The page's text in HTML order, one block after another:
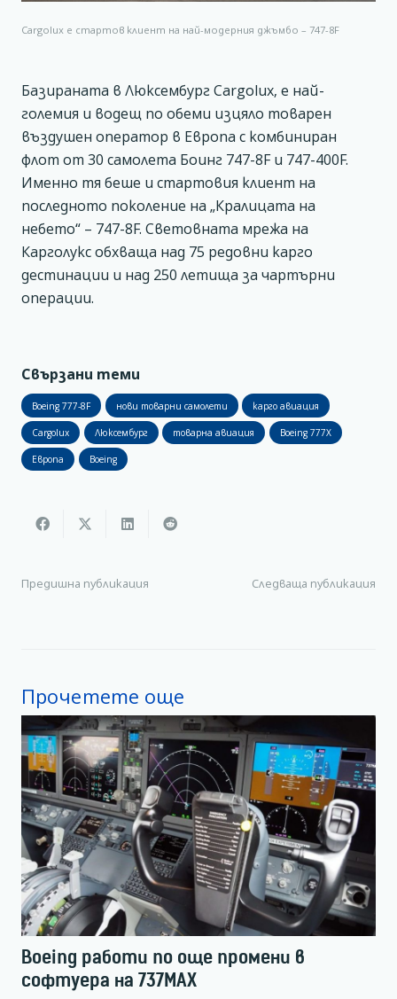
Cargolux е стартов клиент на най-модерния джъмбо – 747-8F
Базираната в Люксембург Cargolux, е най-
големия и водещ по обеми изцяло товарен
въздушен оператор в Европа с комбиниран
флот от 30 самолета Боинг 747-8F и 747-400F.
Именно тя беше и стартовия клиент на
последното поколение на „Кралицата на
небето“ – 747-8F. Световната мрежа на
Карголукс обхваща над 75 редовни карго
дестинации и над 250 летища за чартърни
операции.
Свързани теми
Boeing 777-8F нови товарни самолети карго авиация
Cargolux Люксембург товарна авиация Boeing 777X
Европа Boeing
Предишна публикация Следваща публикация
Прочетете още
Boeing работи по още промени в
софтуера на 737MAX